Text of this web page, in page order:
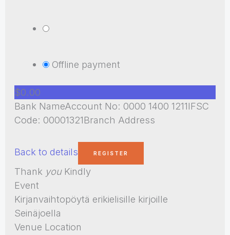
Offline payment
$0.00
Bank NameAccount No: 0000 1400 1211IFSC
Code: 00001321Branch Address
Back to details
Thank youKindly
Event
Kirjanvaihtopöytä erikielisille kirjoille
Seinäjoella
Venue Location